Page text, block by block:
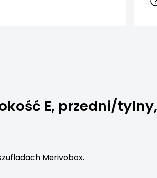
E, przedni/tylny,
Merivobox.